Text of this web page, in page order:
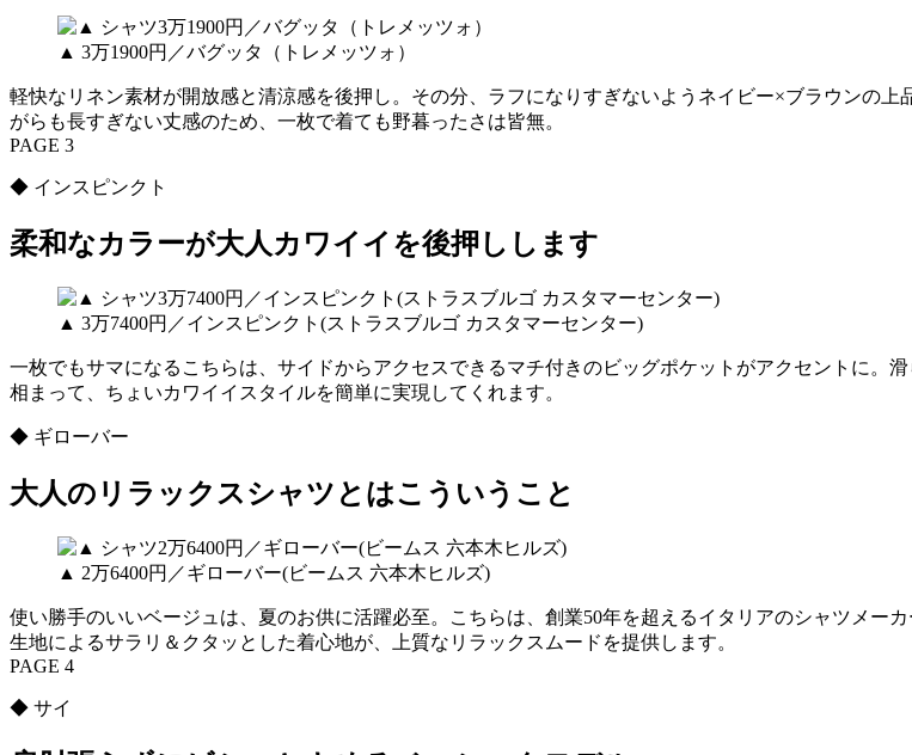
▲ 3万1900円／バグッタ（トレメッツォ）
軽快なリネン素材が開放感と清涼感を後押し。その分、ラフになりすぎないようネイビー×ブラウンの
がらも長すぎない丈感のため、一枚で着ても野暮ったさは皆無。
PAGE 3
◆ インスピンクト
柔和なカラーが大人カワイイを後押しします
▲ 3万7400円／インスピンクト(ストラスブルゴ カスタマーセンター)
一枚でもサマになるこちらは、サイドからアクセスできるマチ付きのビッグポケットがアクセントに。
相まって、ちょいカワイイスタイルを簡単に実現してくれます。
◆ ギローバー
大人のリラックスシャツとはこういうこと
▲ 2万6400円／ギローバー(ビームス 六本木ヒルズ)
使い勝手のいいベージュは、夏のお供に活躍必至。こちらは、創業50年を超えるイタリアのシャツメー
生地によるサラリ＆クタッとした着心地が、上質なリラックスムードを提供します。
PAGE 4
◆ サイ